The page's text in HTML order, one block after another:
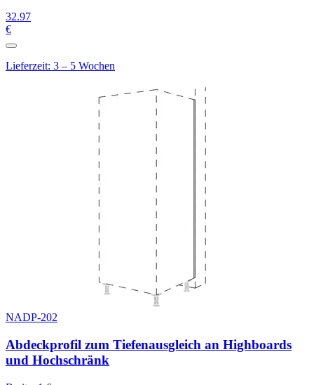
32.97
€
Lieferzeit: 3 – 5 Wochen
NADP-202
Abdeckprofil zum Tiefenausgleich an Highboards
und Hochschränk